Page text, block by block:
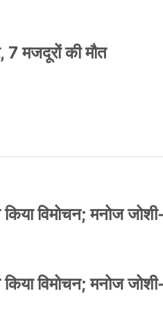
7 मजदूरों की मौत
किया विमोचन; मनोज
किया विमोचन; मनोज